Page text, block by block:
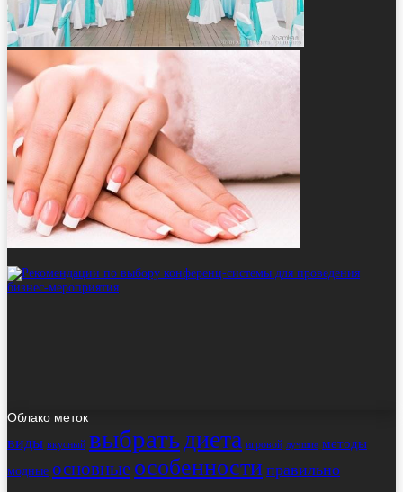
Облако меток
виды вкусный выбратьдиета игровой лучшие методы
модные основные особенности правильно